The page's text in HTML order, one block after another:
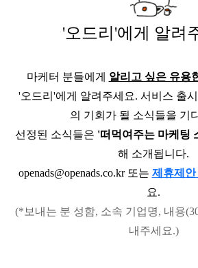
'오드리'에게 알려
마케터 분들에게 알리고 싶은 유용
'오드리'에게 알려주세요. 서비스 출
의 기회가 될 소식들을 기
선정된 소식들은 '떠먹여주는 마케팅
해 소개됩니다.
openads@openads.co.kr 또는 제휴제안
요.
(*보내는 분 성함, 소속 기업명, 내용
내주세요.)